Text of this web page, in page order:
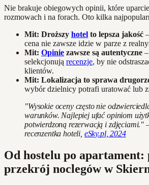
Nie brakuje obiegowych opinii, które
rozmowach i na forach. Oto kilka
Mit: Droższy hotel to lepsza jakość
cena nie zawsze idzie w parze z
Mit: Opinie zawsze są autentyczne
selekcjonują recenzje, by nie
klientów.
Mit: Lokalizacja to sprawa
wybór dzielnicy potrafi uratować lub
"Wysokie oceny często nie
warunków. Najlepiej ufać opiniom
potwierdzoną rezerwacją i zdjęciami."
recenzentka hoteli, eSky.pl, 2024
Od hostelu po apartament:
przekrój noclegów w